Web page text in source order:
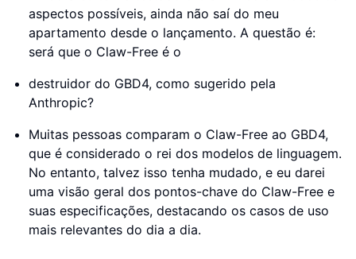
aspectos possíveis, ainda não saí do meu
apartamento desde o lançamento. A questão é:
será que o Claw-Free é o
destruidor do GBD4, como sugerido pela
Anthropic?
Muitas pessoas comparam o Claw-Free ao GBD4,
que é considerado o rei dos modelos de linguagem.
No entanto, talvez isso tenha mudado, e eu darei
uma visão geral dos pontos-chave do Claw-Free e
suas especificações, destacando os casos de uso
mais relevantes do dia a dia.